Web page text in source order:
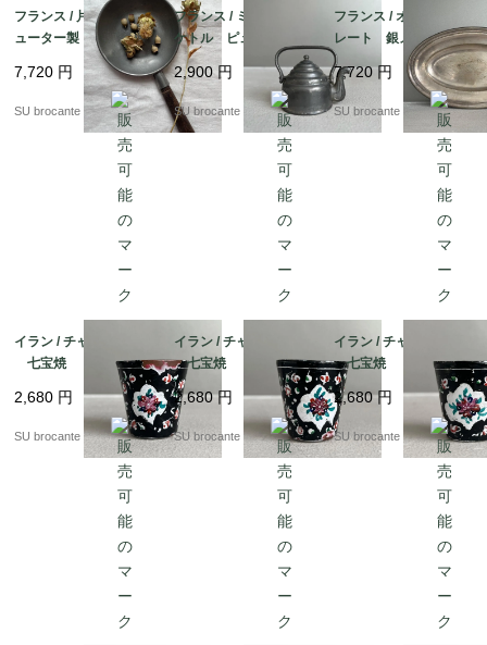
個人で感じ方が異なると思いますので、写真でよくご確認の
上、疑問点がある場合は、ご購入の前にお問い合わせくださ
い。
配送中の明らかな破損(写真に載せているものから著しく状
態変化しているもの)以外での返品は基本的にお受け付けで
色合いはお使いのモニターのよって、実物と多少異なること
フランス / 片手鍋 ピ
ューター製
7,720 円
SU brocante
フランス / ミニチュア
ケトル ピューター製
2,900円
SU brocante
フランス / オーバルプ
レート 銀メッキ
7,720円
SU brocante
イラン / チャイカップC
七宝焼
2,680 円
SU brocante
イラン / チャイカップB
七宝焼
2,680円
SU brocante
イラン / チャイカップA
七宝焼
2,680円
SU brocante